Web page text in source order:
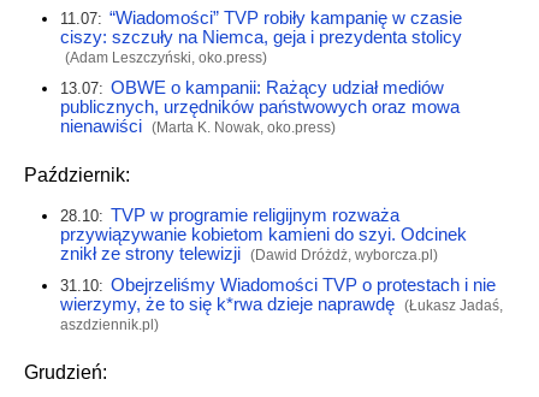
11.07: “Wiadomości” TVP robiły kampanię w czasie
ciszy: szczuły na Niemca, geja i prezydenta stolicy
(Adam Leszczyński, oko.press)
13.07: OBWE o kampanii: Rażący udział mediów
publicznych, urzędników państwowych oraz mowa
nienawiści (Marta K. Nowak, oko.press)
Październik:
28.10: TVP w programie religijnym rozważa
przywiązywanie kobietom kamieni do szyi. Odcinek
znikł ze strony telewizji (Dawid Dróżdż, wyborcza.pl)
31.10: Obejrzeliśmy Wiadomości TVP o protestach i nie
wierzymy, że to się k*rwa dzieje naprawdę (Łukasz Jadaś,
aszdziennik.pl)
Grudzień: